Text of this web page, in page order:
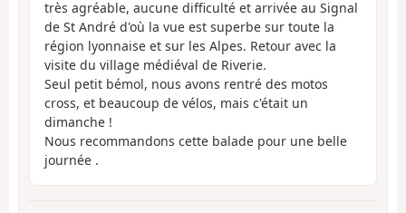
très agréable, aucune difficulté et arrivée au Signal
de St André d'où la vue est superbe sur toute la
région lyonnaise et sur les Alpes. Retour avec la
visite du village médiéval de Riverie.
Seul petit bémol, nous avons rentré des motos
cross, et beaucoup de vélos, mais c'était un
dimanche !
Nous recommandons cette balade pour une belle
journée .